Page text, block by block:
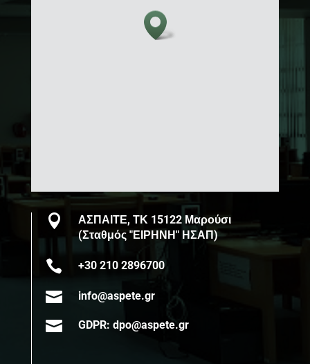

ΑΣΠΑΙΤΕ, ΤΚ 15122 Μαρούσι
(Σταθμός "ΕΙΡΗΝΗ" ΗΣΑΠ)
 +30 210 2896700
 info@aspete.gr
 GDPR: dpo@aspete.gr